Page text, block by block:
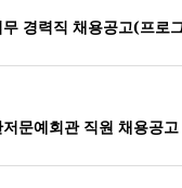
경력직 채용공고(프로
문예회관 직원 채용공